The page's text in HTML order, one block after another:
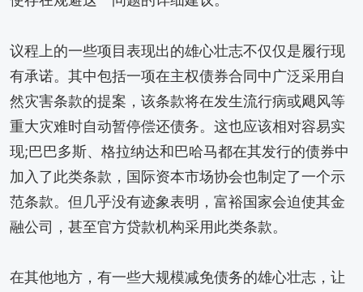
议程上的一些项目表现出的雄心壮志不仅仅是履行现
有承诺。其中包括一项在主权债券合同中广泛采用自
然灾害条款的提案，该条款将在发生流行病或飓风等
重大灾难时自动暂停偿还债务。这也应该相对容易实
现;巴巴多斯、格拉纳达和巴哈马都在其发行的债券中
加入了此类条款，国际资本市场协会也制定了一个示
范条款。但几乎没有迹象表明，富裕国家会迫使其金
融公司，甚至官方贷款机构采用此类条款。
在其他地方，有一些大规模减免债务的雄心壮志，让